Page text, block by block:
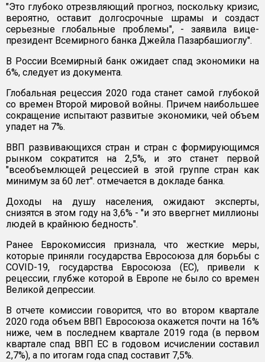
"Это глубоко отрезвляющий прогноз, поскольку кризис,
вероятно, оставит долгосрочные шрамы и создаст
серьезные глобальные проблемы", - заявила вице-
президент Всемирного банка Джейла Пазарбашиоглу".
В России Всемирный банк ожидает спад экономики на
6%, следует из документа.
Глобальная рецессия 2020 года станет самой глубокой
со времен Второй мировой войны. Причем наибольшее
сокращение испытают развитые экономики, чей объем
упадет на 7%.
ВВП развивающихся стран и стран с формирующимся
рынком сократится на 2,5%, и это станет первой
"всеобъемлющей рецессией в этой группе стран как
минимум за 60 лет". отмечается в докладе банка.
Доходы на душу населения, ожидают эксперты,
снизятся в этом году на 3,6% - "и это ввергнет миллионы
людей в крайнюю бедность".
Ранее Еврокомиссия признала, что жесткие меры,
которые приняли государства Евросоюза для борьбы с
COVID-19, государства Евросоюза (ЕС), привели к
рецессии, глубже которой в Европе не было со времен
Великой депрессии.
В отчете комиссии говорится, что во втором квартале
2020 года объем ВВП Евросоюза окажется почти на 16%
ниже, чем в последнем квартале 2019 года (в первом
квартале спад ВВП ЕС в годовом исчислении составил
2,7%), а по итогам года спад составит 7,5%.